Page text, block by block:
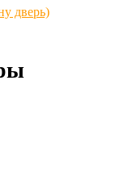
дверь)